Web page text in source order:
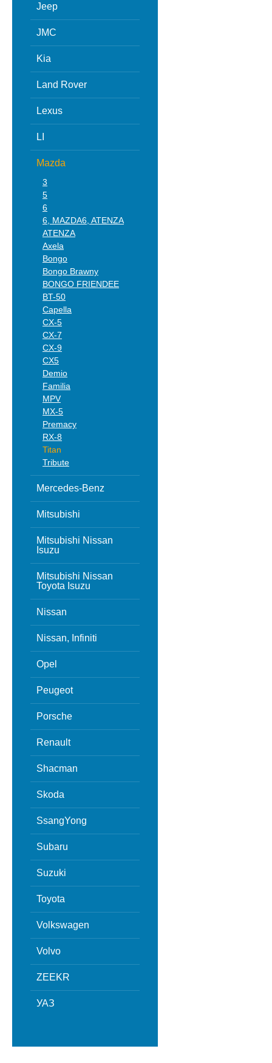
Jeep
JMC
Kia
Land Rover
Lexus
LI
Mazda
3
5
6
6, MAZDA6, ATENZA
ATENZA
Axela
Bongo
Bongo Brawny
BONGO FRIENDEE
BT-50
Capella
CX-5
CX-7
CX-9
CX5
Demio
Familia
MPV
MX-5
Premacy
RX-8
Titan
Tribute
Mercedes-Benz
Mitsubishi
Mitsubishi Nissan
Isuzu
Mitsubishi Nissan
Toyota Isuzu
Nissan
Nissan, Infiniti
Opel
Peugeot
Porsche
Renault
Shacman
Skoda
SsangYong
Subaru
Suzuki
Toyota
Volkswagen
Volvo
ZEEKR
УАЗ